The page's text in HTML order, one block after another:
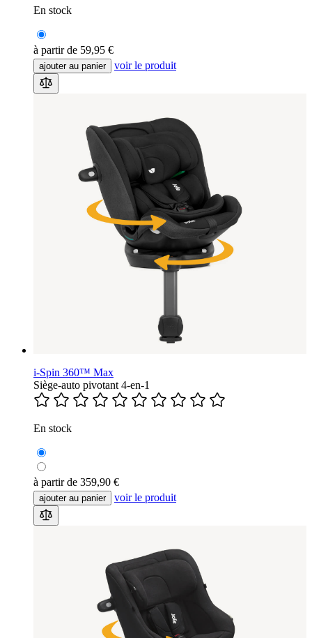
En stock
à partir de 59,95 €
ajouter au panier voir le produit
i-Spin 360™ Max
Siège-auto pivotant 4-en-1
En stock
à partir de 359,90 €
ajouter au panier voir le produit